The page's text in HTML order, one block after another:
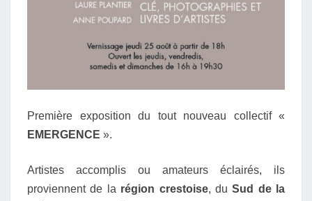
Première exposition du tout nouveau collectif «
EMERGENCE ».
Artistes accomplis ou amateurs éclairés, ils
proviennent de la région crestoise, duSud de la